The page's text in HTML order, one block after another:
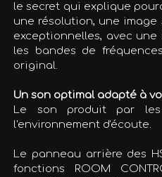
le secret qui explique
une résolution, une
exceptionnelles, avec
les bandes de
original.
Un son optimal adapté à
Le son produit par
l'environnement d'écoute.
Le panneau arrière des
fonctions ROOM